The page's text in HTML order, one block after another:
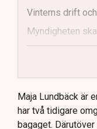
Vinterns drift
Myndigheten
Maja Lundbäck
Maja Lundbäck är
har två tidigare
bagaget.